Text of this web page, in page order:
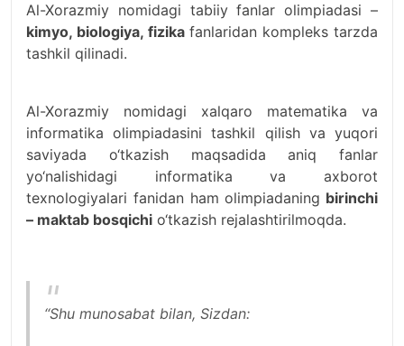
Al-Xorazmiy nomidagi tabiiy fanlar olimpiadasi –
kimyo, biologiya, fizikafanlaridan kompleks tarzda
tashkil qilinadi.
Al-Xorazmiy nomidagi xalqaro matematika va
informatika olimpiadasini tashkil qilish va yuqori
saviyada o‘tkazish maqsadida aniq fanlar
yo‘nalishidagi informatika va axborot
texnologiyalari fanidan ham olimpiadaning birinchi
– maktab bosqichi o‘tkazish rejalashtirilmoqda.
‘‘Shu munosabat bilan, Sizdan: